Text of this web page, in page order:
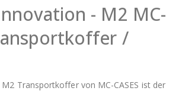
- M2 MC-
/
M2 Transportkoffer von MC-CASES ist der